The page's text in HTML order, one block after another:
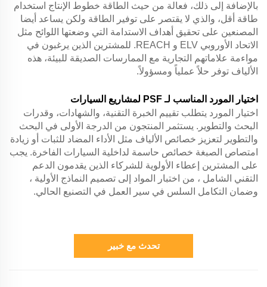
بالإضافة إلى ذلك، فعالة من حيث الطاقة خطوط الإنتاج استخدام
طاقة أقل، والذي لا يقتصر على توفير الطاقة ولكن يساعد أيضا
المصنعين على تحقيق أهداف الاستدامة التي وضعتها اللوائح مثل
الاتحاد الأوروبي ELV و REACH. للمشترين الذين يرغبون في
مواءمة علاماتهم التجارية مع الممارسات الصديقة للبيئة، هذه
الألياف توفر حلاً عملياً ومسؤولاً.
اختيار المورد المناسب لـ PSF لمشاريع السيارات
اختيار المورد يتطلب تقييم الخبرة التقنية، والشهادات، وقدرات
البحث والتطوير. يستثمر المنتجون من الدرجة الأولى في البحث
والتطوير لتعزيز خصائص الألياف مثل الأداء المضاد للثبات أو زيادة
امتصاص الصبغة خصائص حاسمة لداخلية السيارات الفاخرة. يجب
على المشترين إعطاء الأولوية للشركاء الذين يقدمون الدعم
التقني الشامل ، من اختبار المواد إلى تصميم النماذج الأولية ،
وضمان التكامل السلس في سير العمل في التصنيع الحالي.
تحدث مع خبير